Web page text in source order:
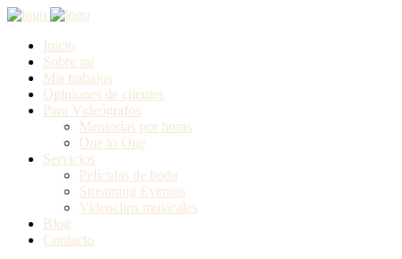
Inicio
Sobre mi
Mis trabajos
Opiniones de clientes
Para Videógrafos
Mentorías por horas
One to One
Servicios
Películas de boda
Streaming Eventos
Videoclips musicales
Blog
Contacto